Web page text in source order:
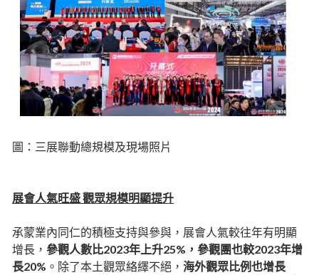
圖：三展聯動總規模及現場照片
展會人氣旺盛 觀眾規模明顯提升
承蒙業內同仁的積極支持與參與，展會人氣較往年有明顯
增長， 參觀人數比2023年上升25%，參觀團也較2023年增
長20% 。除了本土觀眾絡繹不絕， 海外觀眾比例也增長